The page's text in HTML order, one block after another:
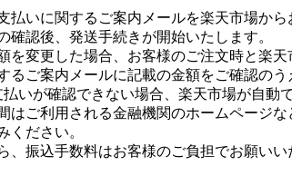
払いに関するご案内メールを楽天市場から
確認後、発送手続きが開始いたします。
を変更した場合、お客様のご注文時と楽
るご案内メールに記載の金額をご確認のう
いが確認できない場合、楽天市場が自動
はご利用される金融機関のホームページ
ください。
、振込手数料はお客様のご負担でお願いい